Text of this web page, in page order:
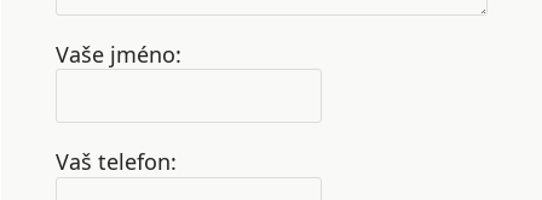
Vaše jméno:
Vaš telefon: